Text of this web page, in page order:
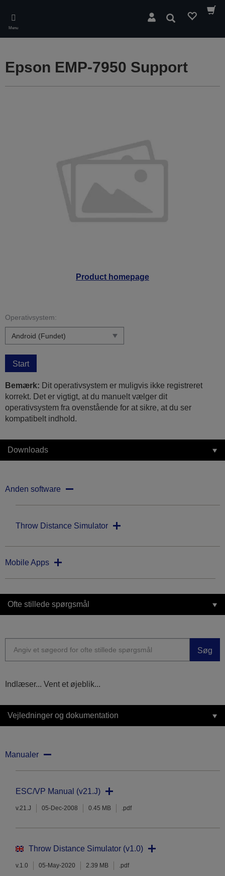
main
content
Menu
Søg
Product homepage
Epson EMP-7950 Support
Operativsystem:
Start
Bemærk: Dit operativsystem er muligvis ikke registreret
korrekt. Det er vigtigt, at du manuelt vælger dit
operativsystem fra ovenstående for at sikre, at du ser
kompatibelt indhold.
Downloads
Anden software
Throw Distance Simulator
Mobile Apps
Ofte stillede spørgsmål
Søg
Indlæser... Vent et øjeblik...
Vejledninger og dokumentation
Manualer
ESC/VP Manual (v21.J)
v.21.J 05-Dec-2008 0.45 MB .pdf
Throw Distance Simulator (v1.0)
v.1.0 05-May-2020 2.39 MB .pdf